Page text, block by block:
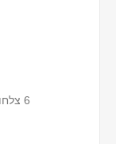
6 צלחות קורנינג בקוטר 17 ס"מ דגם לבן